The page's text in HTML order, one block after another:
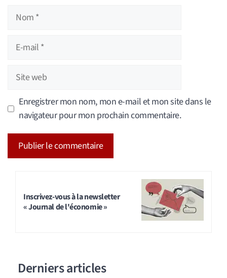
Nom
Site
web
Enregistrer mon nom, mon e-mail et mon site dans le
navigateur pour mon prochain commentaire.
Inscrivez-vous à la newsletter
« Journal de l'économie »
Derniers articles